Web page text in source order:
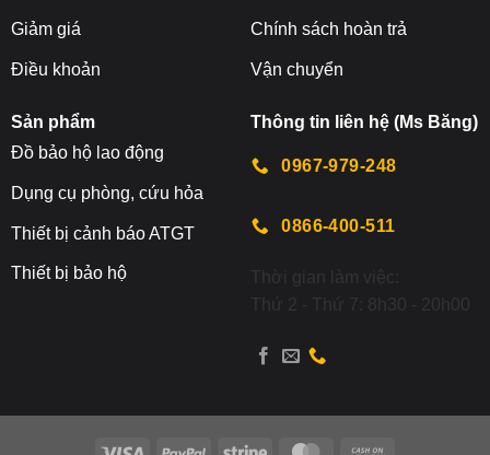
Giảm giá
Điều khoản
Chính sách hoàn trả
Vận chuyển
Sản phẩm
Đồ bảo hộ lao động
Dụng cụ phòng, cứu hỏa
Thiết bị cảnh báo ATGT
Thiết bị bảo hộ
Thông tin liên hệ (Ms Băng)
0967-979-248
0866-400-511
Thời gian làm việc:
Thứ 2 - Thứ 7: 8h30 - 20h00